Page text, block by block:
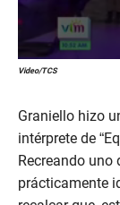
0
s
c
o
n
s
o
f
Video/TCS
Graniello hizo
intérprete de
Recreando uno
prácticamente